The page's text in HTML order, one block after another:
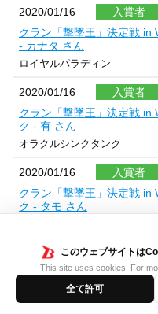
このウェブサイトは
This site uses cookies. For
全て許可
2020/01/16
入賞者
クラン「撃墜王」決定戦 in
- カナタ さん
ロイヤルパラディン
2020/01/16
入賞者
クラン「撃墜王」決定戦 in
ク - 有 さん
オラクルシンクタンク
2020/01/16
入賞者
クラン「撃墜王」決定戦 in
ク - タモ さん
2020/01/16
入賞者
クラン「撃墜王」決定戦 in
- さむらい@かみつカンパニ
エンジェルフェザー